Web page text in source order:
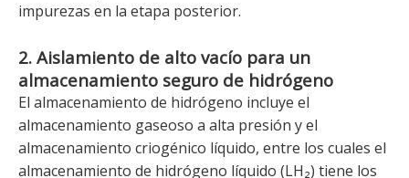
impurezas en la etapa posterior.
2. Aislamiento de alto vacío para un
almacenamiento seguro de hidrógeno
El almacenamiento de hidrógeno incluye el
almacenamiento gaseoso a alta presión y el
almacenamiento criogénico líquido, entre los cuales el
almacenamiento de hidrógeno líquido (LH₂) tiene los